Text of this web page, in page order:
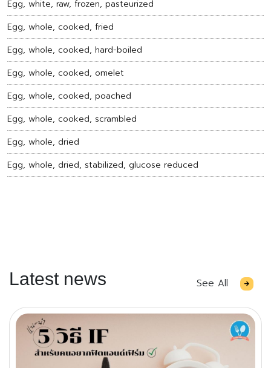
Egg, white, raw, frozen, pasteurized
Egg, whole, cooked, fried
Egg, whole, cooked, hard-boiled
Egg, whole, cooked, omelet
Egg, whole, cooked, poached
Egg, whole, cooked, scrambled
Egg, whole, dried
Egg, whole, dried, stabilized, glucose reduced
Latest news See All